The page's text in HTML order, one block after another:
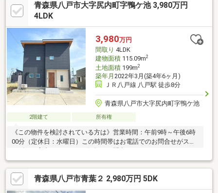
青森県八戸市大字尻内町字鴨ケ池 3,980万円
4LDK
3,980万円
間取り 4LDK
建物面積115.09m2
土地面積199m2
築年月 2022年3月(築4年6ヶ月)
ＪＲ八戸線 八戸駅 徒歩8分
青森県八戸市大字尻内町字鴨ケ池
2階建て 所有権
《この物件を検討されている方は》営業時間：午前9時～午後6時
00分（定休日：水曜日）この時間帯はお電話でのお問合せがスム
青森県八戸市青葉２ 2,980万円 5DK